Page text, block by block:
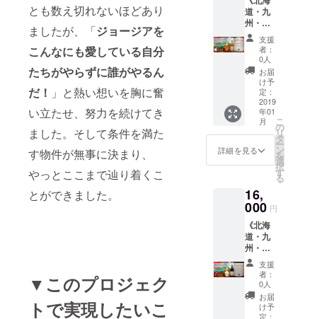
とも数え切れないほどあり
ましたが、「ジョージアを
こんなにも愛している自分
たちがやらずに誰がやるん
だ！ 」と熱い想いを胸に奮
い立たせ、努力を続けてき
ました。そして条件を満た
す物件が無事に決まり、
やっとここまで辿り着くこ
とができました。
▼このプロジェク
トで実現したいこ
プン日
から1年
間有
効） ※
通常の
ご宿泊
に、
ウェル
カムワ
インと
朝食
サービ
スはつ
いてお
りませ
お届け
予定月
はあく
までも
目安と
なり、
保証す
るもの
ではあ
りませ
ん。小
作成す
るゲス
トハウ
スの
ウェブ
サイト
に、ご
支援者
として
お名前
を掲載
させて
いただ
きま
す。 ※
の掲載
が不要
な方
は、備
考欄に
てその
旨お知
らせく
ださ
い。
ニック
ネーム
③ C.
「nicot
alishvili
」オリ
ジナルT
シャツ
●「nico
talishvil
i」オリ
ジナルT
シャツ
［カ
ラー：
アイボ
リー、
ク、
赤］ ●
マツム
ラ ツヨ
シ特製
「nico&
Tally」
オリジ
ナルが
いこつT
シャツ
［カ
たしま
す。 ※
不在時
などご
希望日
に添え
ないこ
とがあ
ります
ので、
日程に
関して
にご相
談くだ
⑥お礼
のお手
紙 nico
とTally
から感
謝の気
持ちを
込めた
直筆お
手紙（2
名様
分）
お名前
を掲載
させて
いただ
きま
す。 ※
お名前
の掲載
が不要
な方
は、備
考欄に
旨お知
らせく
ニック
ネーム
可 ※ワ
インに
ついて
の詳細
説明
は、本
文をご
覧くだ
さい。
枚 ③お
礼のお
手紙
nicoと
Tallyか
ら感謝
の気持
ちを込
めた直
筆お手
れから
るゲス
トハウ
サイト
に、ご
支援者
として
お名前
を掲載
させて
いただ
きま
す。 ※
お名前
非お試
しくだ
さい。
大切な
方への
ギフト
として
も最適
です。
②「nic
otalishv
ili」オリ
ジナル
ステッ
手紙
nicoと
Tallyか
ら感謝
の気持
ちを込
めた直
筆お手
れから
作成す
イン ●
ビネヒ
「ク
ヴェヴ
リ・サ
ペラ
ビ」
赤ドラ
イ・重
口
ヴィン
テージ
2014［
にして
頂点の
ワイン
を、是
非お試
しくだ
さい。
大切な
方への
ギフト
として
道・九
州・沖
縄にお
届けの
方コー
ス：ユ
ネスコ
無形文
化遺産
登録製
法 ク
ヴェヴ
リ 白ワ
イン》
①ユネ
形文化
遺産登
録製法
クヴェ
ヴリワ
イン ●
ビネヒ
「ク
ヴェヴ
リ・カ
ツィテ
支援
者：
0人
お届
け予
定：
2019
年01
月
詳細を見る
こ
の
リ
タ
ー
ン
を
選
択
す
る
16,
000 円
《北海
道・九
州・沖
縄にお
届けの
方コー
ス：ユ
ネスコ
無形文
支援
者：
0人
お届
け予
定：